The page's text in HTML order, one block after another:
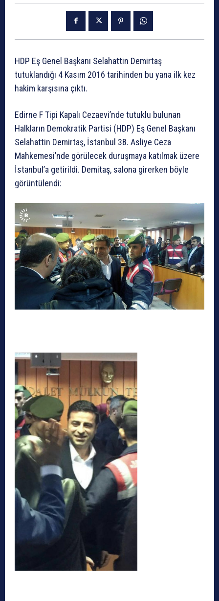
HDP Eş Genel Başkanı Selahattin Demirtaş
tutuklandığı 4 Kasım 2016 tarihinden bu yana ilk kez
hakim karşısına çıktı.
Edirne F Tipi Kapalı Cezaevi’nde tutuklu bulunan
Halkların Demokratik Partisi (HDP) Eş Genel Başkanı
Selahattin Demirtaş, İstanbul 38. Asliye Ceza
Mahkemesi’nde görülecek duruşmaya katılmak üzere
İstanbul’a getirildi. Demitaş, salona girerken böyle
görüntülendi: